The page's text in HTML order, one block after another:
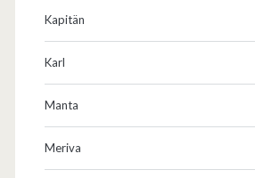
Kapitän
Karl
Manta
Meriva